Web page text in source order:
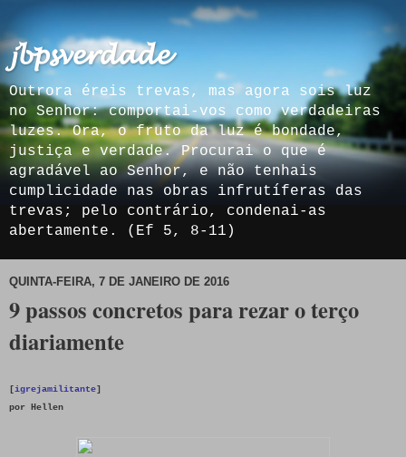
𝓳𝓫𝓹𝓼𝓿𝓮𝓻𝓭𝓪𝓭𝓮
Outrora éreis trevas, mas agora sois luz
no Senhor: comportai-vos como verdadeiras
luzes. Ora, o fruto da luz é bondade,
justiça e verdade. Procurai o que é
agradável ao Senhor, e não tenhais
cumplicidade nas obras infrutíferas das
trevas; pelo contrário, condenai-as
abertamente. (Ef 5, 8-11)
QUINTA-FEIRA, 7 DE JANEIRO DE 2016
9 passos concretos para rezar o terço
diariamente
[igrejamilitante]
por
Hellen